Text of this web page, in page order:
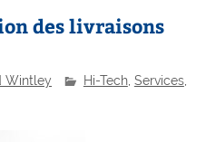
des livraisons
Wintley Hi-Tech, Services,